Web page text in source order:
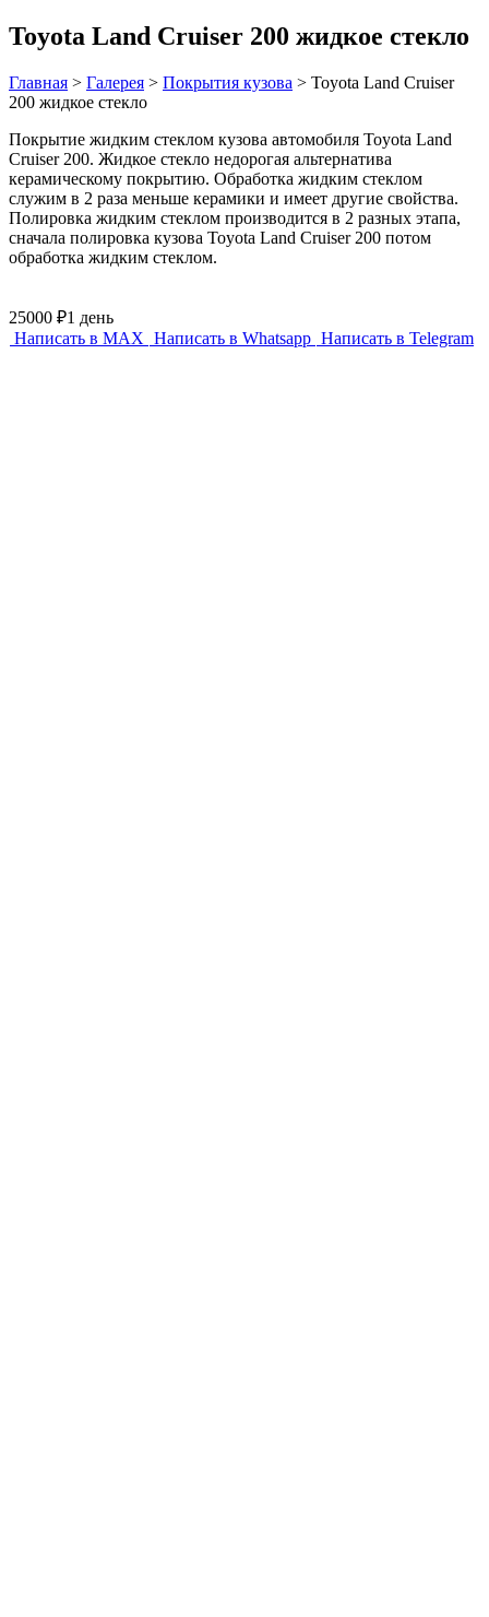
Toyota Land Cruiser 200 жидкое стекло
Главная > Галерея > Покрытия кузова > Toyota Land Cruiser
200 жидкое стекло
Покрытие жидким стеклом кузова автомобиля Toyota Land
Cruiser 200. Жидкое стекло недорогая альтернатива
керамическому покрытию. Обработка жидким стеклом
служим в 2 раза меньше керамики и имеет другие свойства.
Полировка жидким стеклом производится в 2 разных этапа,
сначала полировка кузова Toyota Land Cruiser 200 потом
обработка жидким стеклом.
25000 ₽1 день
Написать в MAX Написать в Whatsapp Написать в Telegram